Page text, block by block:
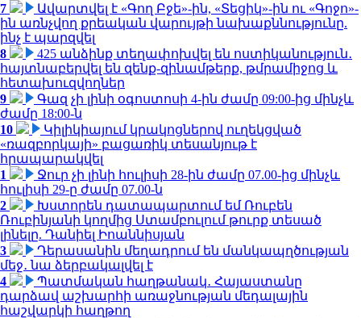
7
Ավարտվել է «Գող Բջե»-ին, «Տեցիկ»-ին ու «Գոջո»-
ին առնչվող քրեական վարույթի նախաքննությունը.
ինչ է պարզվել
8
425 անձինք տեղափոխվել են ոստիկանություն․
հայտնաբերվել են զենք-զինամթերք, թմրամիջոց և
հետախուզվողներ
9
Գազ չի լինի օգոստոսի 4-ին ժամը 09:00-ից մինչև
ժամը 18:00-ն
10
Կիլիկիայում կրակոցներով ուղեկցված
«ռազբորկայի» բացառիկ տեսանյութ է
հրապարակվել
1
Ջուր չի լինի հուլիսի 28-ին ժամը 07.00-ից մինչև
հուլիսի 29-ը ժամը 07.00-ն
2
Խստորեն դատապարտում եմ Ռուբեն
Ռուբինյանի կողմից Ստամբուլում թուրք տեսած
լինելը. Դանիել Իոաննիսյան
3
Դերասանին մեղադրում են մանկապղծության
մեջ․ նա ձերբակալվել է
4
Պատմական հաղթանակ․ Հայաստանը
դարձավ աշխարհի առաջնության մեդալային
հաշվարկի հաղթող